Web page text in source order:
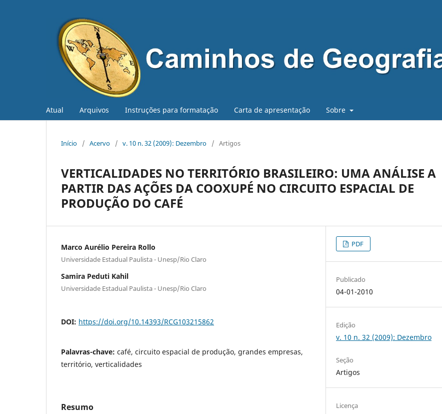
Atual Arquivos Instruções para formatação Carta de apresentação Sobre
Início / Acervo / v. 10 n. 32 (2009): Dezembro / Artigos
VERTICALIDADES NO TERRITÓRIO BRASILEIRO: UMA ANÁLISE A
PARTIR DAS AÇÕES DA COOXUPÉ NO CIRCUITO ESPACIAL DE
PRODUÇÃO DO CAFÉ
Marco Aurélio Pereira Rollo
Universidade Estadual Paulista - Unesp/Rio Claro
Samira Peduti Kahil
Universidade Estadual Paulista - Unesp/Rio Claro
DOI: https://doi.org/10.14393/RCG103215862
Palavras-chave: café, circuito espacial de produção, grandes empresas,
território, verticalidades
Resumo
PDF
Publicado
04-01-2010
Edição
v. 10 n. 32 (2009): Dezembro
Seção
Artigos
Licença